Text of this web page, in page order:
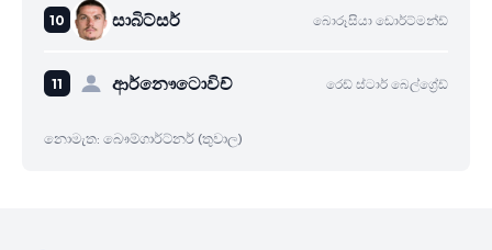
සාබිට්සර් බොරූසියා ඩොර්ට්මන්ඩ්
ආර්නෞටොවිච් රෙඩ් ස්ටාර් බෙල්ග්‍රේඩ්
නොමැත: බෞම්ගාර්ට්නර් (තුවාල)